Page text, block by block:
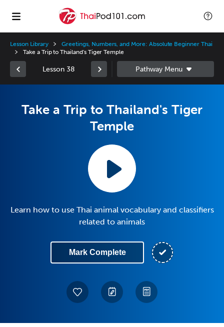
Lesson Library
Greetings, Numbers, and More: Absolute Beginner Thai
Take a Trip to Thailand's Tiger Temple
Lesson 38
Take a Trip to Thailand's Tiger
Temple
Learn how to use Thai animal vocabulary and classifiers
related to animals
Mark Complete